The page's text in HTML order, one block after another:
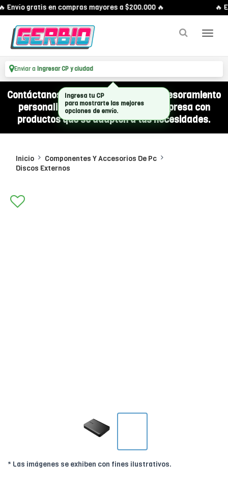
Envío gratis en compras mayores a $200.000 🔥 🔥
Enviar a Ingresar CP y ciudad
Contáctanos por WhatsApp y recibí asesoramiento
personalizado para equipar a tu empresa con
productos que se adapten a tus necesidades.
Inicio
Componentes Y Accesorios De Pc
Discos Externos
* Las imágenes se exhiben con fines ilustrativos.